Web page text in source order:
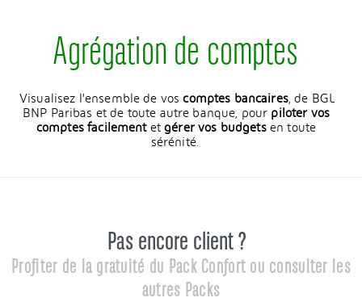
Agrégation de comptes
Visualisez l'ensemble de vos comptes bancaires, de BGL
BNP Paribas et de toute autre banque, pour piloter vos
comptes facilementetgérer vos budgetsen toute
sérénité.
Pas encore client ?
Profiter de la gratuité du Pack Confort ou consulter les
autres Packs